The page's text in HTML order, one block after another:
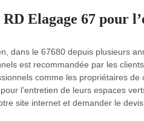
Elagage 67 pour
dans le 67680 depuis plusieurs
est recommandée par les
comme les propriétaires
l’entretien de leurs espaces
site internet et demander le